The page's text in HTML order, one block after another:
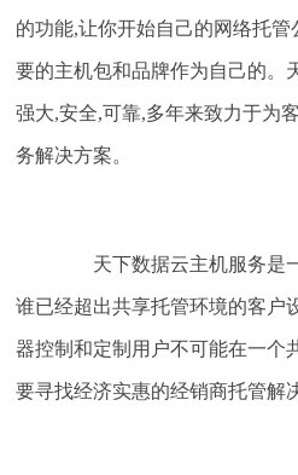
的功能,让你开始自己的网络托
要的主机包和品牌作为自己的。
强大,安全,可靠,多年来致力于为
务解决方案。
天下数据云主机服务是
谁已经超出共享托管环境的客户
器控制和定制用户不可能在一个
要寻找经济实惠的经销商托管解